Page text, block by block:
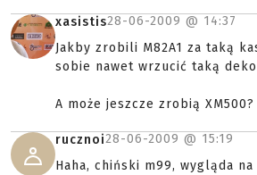
xasistis28-06-2009 @ 14:37
Jakby zrobili M82A1 za taką
sobie nawet wrzucić taką
A może jeszcze zrobią XM500?
rucznoi28-06-2009 @ 15:19
Haha, chiński m99, wygląda